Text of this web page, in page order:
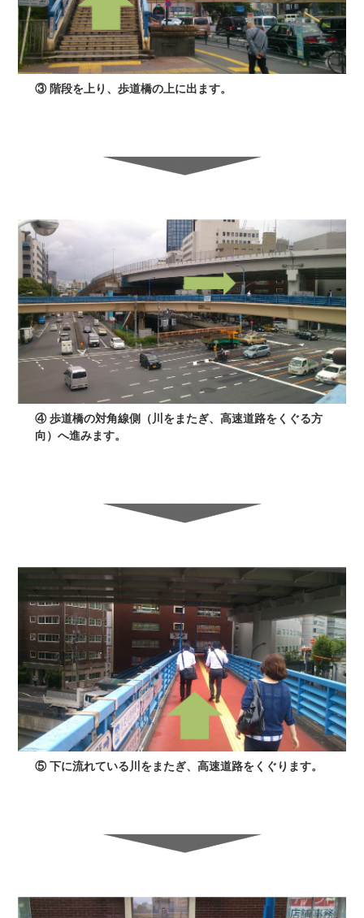
③ 階段を上り、歩道橋の上に出ます。
④ 歩道橋の対角線側（川をまたぎ、高速道路をくぐる方
向）へ進みます。
⑤ 下に流れている川をまたぎ、高速道路をくぐります。